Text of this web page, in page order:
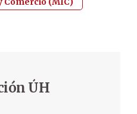
ÚH